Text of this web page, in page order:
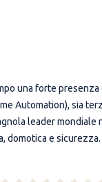
una forte
Automation), sia
leader
e